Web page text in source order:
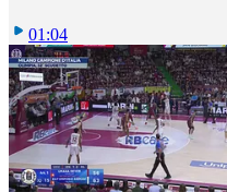
01:04